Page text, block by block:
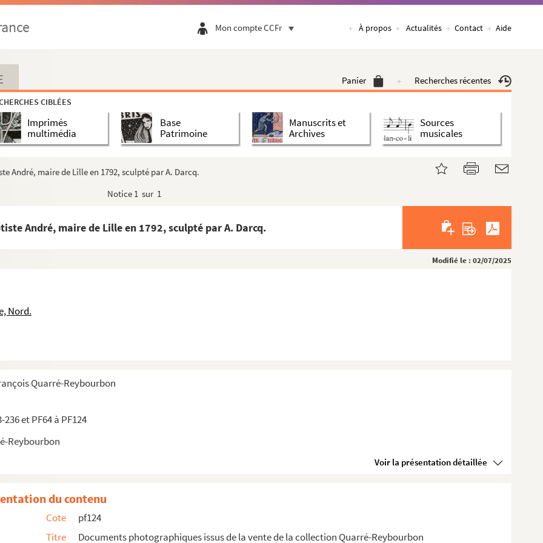
Mon compte CCFr À propos Actualités Contact Aide
Panier Recherches récentes
CIBLÉES
Imprimés
multimédia
Base
Patrimoine
Manuscrits et
Archives
Sources
musicales
André, maire de Lille en 1792, sculpté par A. Darcq.
Notice 1 sur 1
André, maire de Lille en 1792, sculpté par A. Darcq.
Modifié le : 02/07/2025
Nord.
Quarré-Reybourbon
236 et PF64 à PF124
Reybourbon
Voir la présentation détaillée
et plans
(duchesse de Berry et comte de Chambord) ...
du Nord depuis 1870
Le départ de Lille de Louis XVIII en 1815
révolutionnaire relatifs à Lille
Quarré-Reybourbon
historique et de bienfaisance en l’honneur du c...
5 heures ½ du soir.
½ du soir.
soir.
du contenu
Cote
pf124
Titre
Documents photographiques issus de la vente de la collection Quarré-Reybourbon